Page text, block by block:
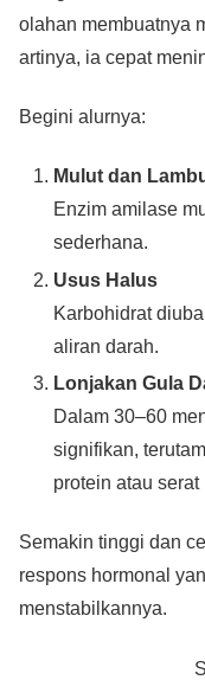
olahan membuatnya
artinya, ia cepat
Begini alurnya:
Mulut dan
Enzim amilase
sederhana.
Usus Halus
Karbohidrat
aliran darah.
Lonjakan Gula
Dalam 30–60
signifikan,
protein atau
Semakin tinggi dan
respons hormonal
menstabilkannya.